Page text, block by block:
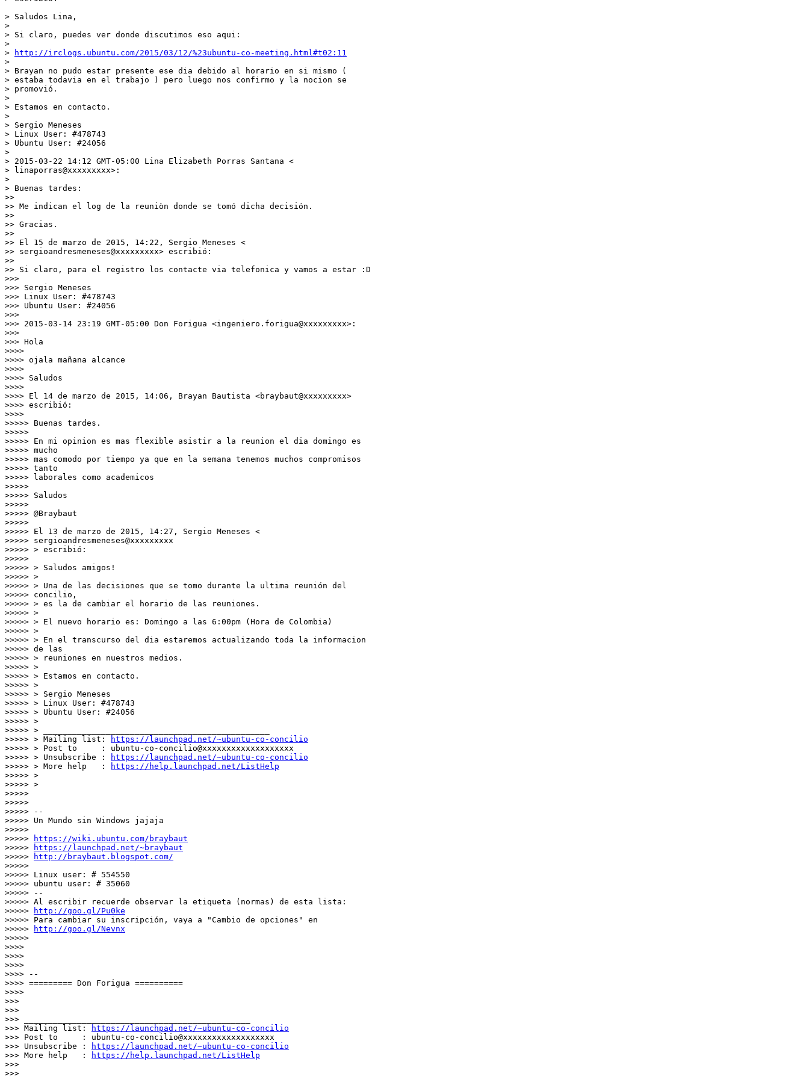
> Saludos Lina,
>
> Si claro, puedes ver donde discutimos eso aqui:
>
>
http://irclogs.ubuntu.com/2015/03/12/%23ubuntu-co-meeting.html#t02:11
>
> Brayan no pudo estar presente ese dia debido al horario en si mismo (
> estaba todavia en el trabajo ) pero luego nos confirmo y la nocion se
> promovió.
>
> Estamos en contacto.
>
> Sergio Meneses
> Linux User: #478743
> Ubuntu User: #24056
>
> 2015-03-22 14:12 GMT-05:00 Lina Elizabeth Porras Santana <
> linaporras@xxxxxxxxx>:
>
> Buenas tardes:
>>
>> Me indican el log de la reuniòn donde se tomó dicha decisión.
>>
>> Gracias.
>>
>> El 15 de marzo de 2015, 14:22, Sergio Meneses <
>> sergioandresmeneses@xxxxxxxxx> escribió:
>>
>> Si claro, para el registro los contacte via telefonica y vamos a estar :D
>>>
>>> Sergio Meneses
>>> Linux User: #478743
>>> Ubuntu User: #24056
>>>
>>> 2015-03-14 23:19 GMT-05:00 Don Forigua <ingeniero.forigua@xxxxxxxxx>:
>>>
>>> Hola
>>>>
>>>> ojala mañana alcance
>>>>
>>>> Saludos
>>>>
>>>> El 14 de marzo de 2015, 14:06, Brayan Bautista <braybaut@xxxxxxxxx>
>>>> escribió:
>>>>
>>>>> Buenas tardes.
>>>>>
>>>>> En mi opinion es mas flexible asistir a la reunion el dia domingo es
>>>>> mucho
>>>>> mas comodo por tiempo ya que en la semana tenemos muchos compromisos
>>>>> tanto
>>>>> laborales como academicos
>>>>>
>>>>> Saludos
>>>>>
>>>>> @Braybaut
>>>>>
>>>>> El 13 de marzo de 2015, 14:27, Sergio Meneses <
>>>>> sergioandresmeneses@xxxxxxxxx
>>>>> > escribió:
>>>>>
>>>>> > Saludos amigos!
>>>>> >
>>>>> > Una de las decisiones que se tomo durante la ultima reunión del
>>>>> concilio,
>>>>> > es la de cambiar el horario de las reuniones.
>>>>> >
>>>>> > El nuevo horario es: Domingo a las 6:00pm (Hora de Colombia)
>>>>> >
>>>>> > En el transcurso del dia estaremos actualizando toda la informacion
>>>>> de las
>>>>> > reuniones en nuestros medios.
>>>>> >
>>>>> > Estamos en contacto.
>>>>> >
>>>>> > Sergio Meneses
>>>>> > Linux User: #478743
>>>>> > Ubuntu User: #24056
>>>>> >
>>>>> > _______________________________________________
>>>>> > Mailing list:
https://launchpad.net/~ubuntu-co-concilio
>>>>> > Post to     : ubuntu-co-concilio@xxxxxxxxxxxxxxxxxxx
>>>>> > Unsubscribe :
https://launchpad.net/~ubuntu-co-concilio
>>>>> > More help   :
https://help.launchpad.net/ListHelp
>>>>> >
>>>>> >
>>>>>
>>>>>
>>>>> --
>>>>> Un Mundo sin Windows jajaja
>>>>>
>>>>>
https://wiki.ubuntu.com/braybaut
>>>>>
https://launchpad.net/~braybaut
>>>>>
http://braybaut.blogspot.com/
>>>>>
>>>>> Linux user: # 554550
>>>>> ubuntu user: # 35060
>>>>> --
>>>>> Al escribir recuerde observar la etiqueta (normas) de esta lista:
>>>>>
http://goo.gl/Pu0ke
>>>>> Para cambiar su inscripción, vaya a "Cambio de opciones" en
>>>>>
http://goo.gl/Nevnx
>>>>>
>>>>
>>>>
>>>>
>>>> --
>>>> ========= Don Forigua ==========
>>>>
>>>
>>>
>>> _______________________________________________
>>> Mailing list:
https://launchpad.net/~ubuntu-co-concilio
>>> Post to     : ubuntu-co-concilio@xxxxxxxxxxxxxxxxxxx
>>> Unsubscribe :
https://launchpad.net/~ubuntu-co-concilio
>>> More help   :
https://help.launchpad.net/ListHelp
>>>
>>>